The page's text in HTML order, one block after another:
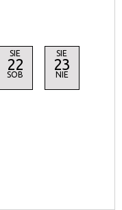
SIE
22
SOB
SIE
23
NIE